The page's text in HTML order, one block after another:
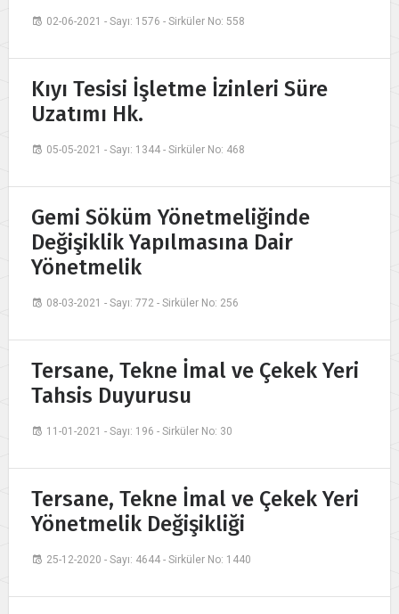
02-06-2021 - Sayı: 1576 - Sirküler No: 558
Kıyı Tesisi İşletme İzinleri Süre
Uzatımı Hk.
05-05-2021 - Sayı: 1344 - Sirküler No: 468
Gemi Söküm Yönetmeliğinde
Değişiklik Yapılmasına Dair
Yönetmelik
08-03-2021 - Sayı: 772 - Sirküler No: 256
Tersane, Tekne İmal ve Çekek Yeri
Tahsis Duyurusu
11-01-2021 - Sayı: 196 - Sirküler No: 30
Tersane, Tekne İmal ve Çekek Yeri
Yönetmelik Değişikliği
25-12-2020 - Sayı: 4644 - Sirküler No: 1440